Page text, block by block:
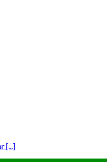
[...]